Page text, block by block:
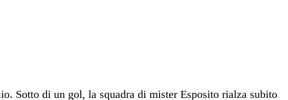
Sotto di un gol, la squadra di mister Esposito rialza subito